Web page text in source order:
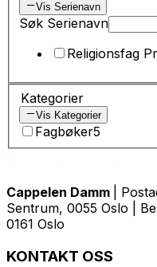
Vis Serienavn
Søk Serienavn
Religionsfag
Kategorier
Vis Kategorier
Fagbøker5
Cappelen Damm
|
Sentrum, 0055 Oslo |
0161 Oslo
KONTAKT OSS